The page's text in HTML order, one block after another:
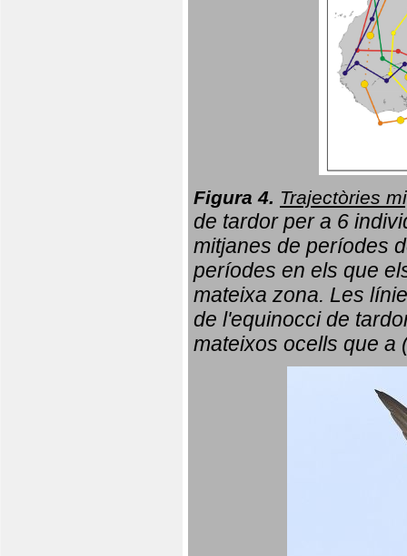
Figura 4. Trajectòries
de tardor per a 6
mitjanes de períodes
períodes en els que
mateixa zona. Les
de l'equinocci de
mateixos ocells que a